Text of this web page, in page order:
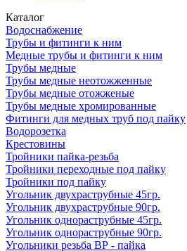
Каталог
Водоснабжение
Трубы и фитинги к ним
Медные трубы и фитинги к ним
Трубы медные
Трубы медные неотожженные
Трубы медные отожженые
Трубы медные хромированные
Фитинги для медных труб под пайку
Водорозетка
Крестовины
Тройники пайка-резьба
Тройники переходные под пайку
Тройники под пайку
Угольник двухраструбные 45гр.
Угольник двухраструбные 90гр.
Угольник однораструбные 45гр.
Угольник однораструбные 90гр.
Угольники резьба ВР - пайка